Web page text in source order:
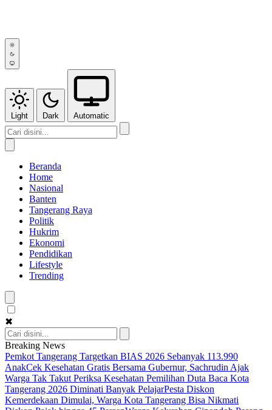
Light Dark Automatic
Beranda
Home
Nasional
Banten
Tangerang Raya
Politik
Hukrim
Ekonomi
Pendidikan
Lifestyle
Trending
✖
Breaking News
Pemkot Tangerang Targetkan BIAS 2026 Sebanyak 113.990
AnakCek Kesehatan Gratis Bersama Gubernur, Sachrudin Ajak
Warga Tak Takut Periksa Kesehatan Pemilihan Duta Baca Kota
Tangerang 2026 Diminati Banyak PelajarPesta Diskon
Kemerdekaan Dimulai, Warga Kota Tangerang Bisa Nikmati